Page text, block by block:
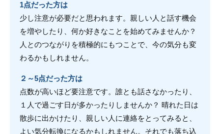
1点だった方は
少し注意が必要だと思われます。親しい人と話す機会
を増やしたり、何か好きなことを始めてみませんか？
人とのつながりを積極的にもつことで、今の気分も変
わるかもしれません。
２～5点だった方は
点数が高いほど要注意です。誰とも話さなかったり、
１人で過ごす日が多かったりしませんか？ 晴れた日は
散歩に出かけたり、親しい人に連絡をとってみると、
よい気分転換になるかもしれません。それでも落ち込